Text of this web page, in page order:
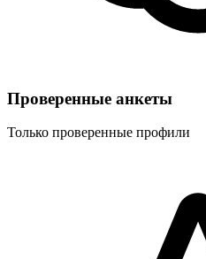
Проверенные анкеты
Только проверенные профили